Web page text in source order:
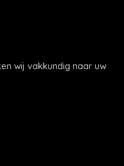
wij vakkundig naar uw